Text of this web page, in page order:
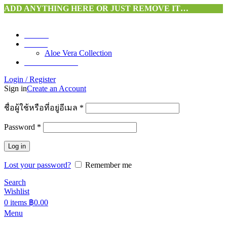
ADD ANYTHING HERE OR JUST REMOVE IT…
SHOP
Aloe Vera Collection
CONTACT US
Login / Register
Sign inCreate an Account
ชื่อผู้ใช้หรือที่อยู่อีเมล *
Password *
Log in
Lost your password?
Remember me
Search
Wishlist
0items ฿0.00
Menu